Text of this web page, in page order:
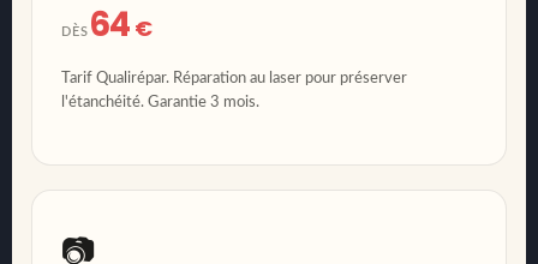
DÈS 64 €
Tarif Qualirépar. Réparation au laser pour préserver
l'étanchéité. Garantie 3 mois.
📷